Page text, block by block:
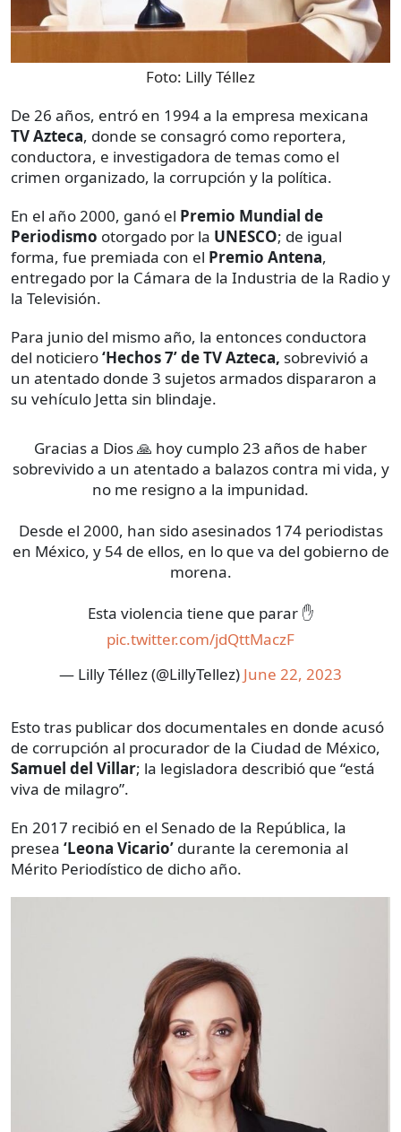
Foto: Lilly Téllez
De 26 años, entró en 1994 a la empresa mexicana
TV Azteca, donde se consagró como reportera,
conductora, e investigadora de temas como el
crimen organizado, la corrupción y la política.
En el año 2000, ganó el Premio Mundial de
Periodismo otorgado por la UNESCO; de igual
forma, fue premiada con el Premio Antena,
entregado por la Cámara de la Industria de la Radio y
la Televisión.
Para junio del mismo año, la entonces conductora
del noticiero‘Hechos 7’ de TV Azteca, sobrevivió a
un atentado donde 3 sujetos armados dispararon a
su vehículo Jetta sin blindaje.
Gracias a Dios 🙏 hoy cumplo 23 años de haber
sobrevivido a un atentado a balazos contra mi vida, y
no me resigno a la impunidad.
Desde el 2000, han sido asesinados 174 periodistas
en México, y 54 de ellos, en lo que va del gobierno de
morena.
Esta violencia tiene que parar ✋
pic.twitter.com/jdQttMaczF
— Lilly Téllez (@LillyTellez) June 22, 2023
Esto tras publicar dos documentales en donde acusó
de corrupción al procurador de la Ciudad de México,
Samuel del Villar; la legisladora describió que “está
viva de milagro”.
En 2017 recibió en el Senado de la República, la
presea ‘Leona Vicario’ durante la ceremonia al
Mérito Periodístico de dicho año.